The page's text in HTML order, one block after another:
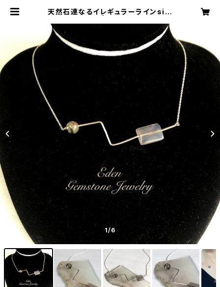
天然石連なるイレギュラーラインsilv
-Jewelry
1/6